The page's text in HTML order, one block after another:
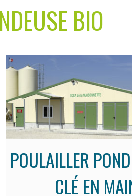
BIO
POULAILLER
CLÉ EN